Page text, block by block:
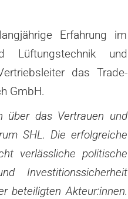
Erfahrung im
Lüftungstechnik und
das Trade-
GmbH.
über das Vertrauen und
SHL. Die erfolgreiche
verlässliche politische
Investitionssicherheit
beteiligten Akteur:innen.